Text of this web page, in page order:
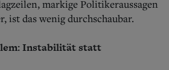
markige Politikeraussagen
ist das wenig durchschaubar.
Instabilität statt